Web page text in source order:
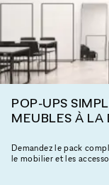
POP-UPS
MEUBLES À LA
Demandez le pack
le mobilier et les